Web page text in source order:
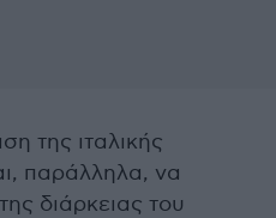
της ιταλικής
παράλληλα, να
διάρκειας του